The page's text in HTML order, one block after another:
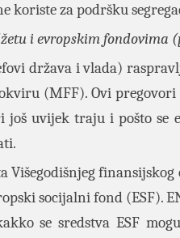
koriste za podršku
i evropskim fondovima
država i vlada)
(MFF). Ovi
još uvijek traju i pošto
Višegodišnjeg
socijalni fond (ESF).
se sredstva ESF